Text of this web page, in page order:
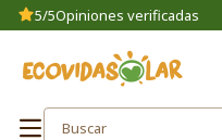
5/5Opiniones verificadas